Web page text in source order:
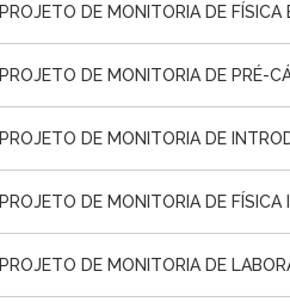
PROJETO DE MONITORIA DE
PROJETO DE MONITORIA DE PRÉ-
PROJETO DE MONITORIA DE
PROJETO DE MONITORIA DE FÍSICA I
PROJETO DE MONITORIA DE